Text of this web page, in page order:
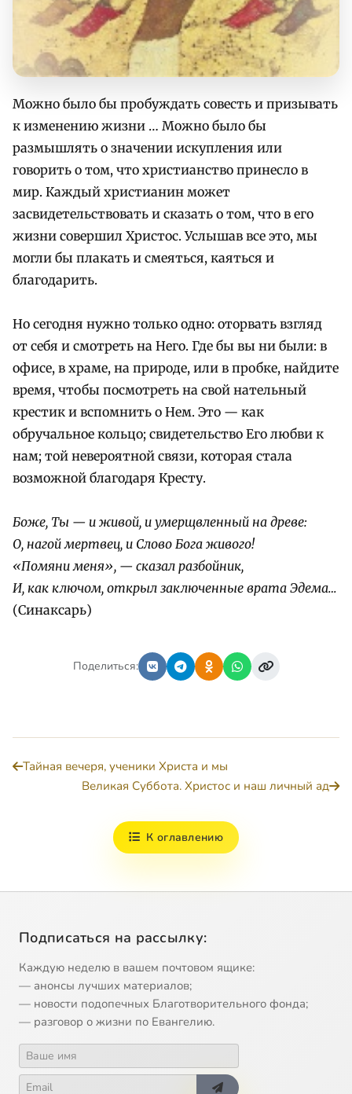
Можно было бы пробуждать совесть и призывать
к изменению жизни … Можно было бы
размышлять о значении искупления или
говорить о том, что христианство принесло в
мир. Каждый христианин может
засвидетельствовать и сказать о том, что в его
жизни совершил Христос. Услышав все это, мы
могли бы плакать и смеяться, каяться и
благодарить.
Но сегодня нужно только одно: оторвать взгляд
от себя и смотреть на Него. Где бы вы ни были: в
офисе, в храме, на природе, или в пробке, найдите
время, чтобы посмотреть на свой нательный
крестик и вспомнить о Нем. Это — как
обручальное кольцо; свидетельство Его любви к
нам; той невероятной связи, которая стала
возможной благодаря Кресту.
Боже, Ты — и живой, и умерщвленный на древе:
О, нагой мертвец, и Слово Бога живого!
«Помяни меня», — сказал разбойник,
И, как ключом, открыл заключенные врата Эдема…
(Синаксарь)
Поделиться:
Тайная вечеря, ученики Христа и мы
Великая Суббота. Христос и наш личный ад
К оглавлению
Подписаться на рассылку:
Каждую неделю в вашем почтовом ящике:
— анонсы лучших материалов;
— новости подопечных Благотворительного фонда;
— разговор о жизни по Евангелию.